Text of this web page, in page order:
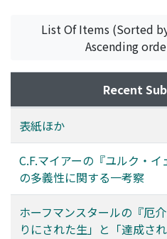
List Of Items (Sorted
Ascending
Recent
表紙ほか
C.F.マイアーの『ユルク・
の多義性に関する一考察
ホーフマンスタールの『厄
りにされた生」と「達成され